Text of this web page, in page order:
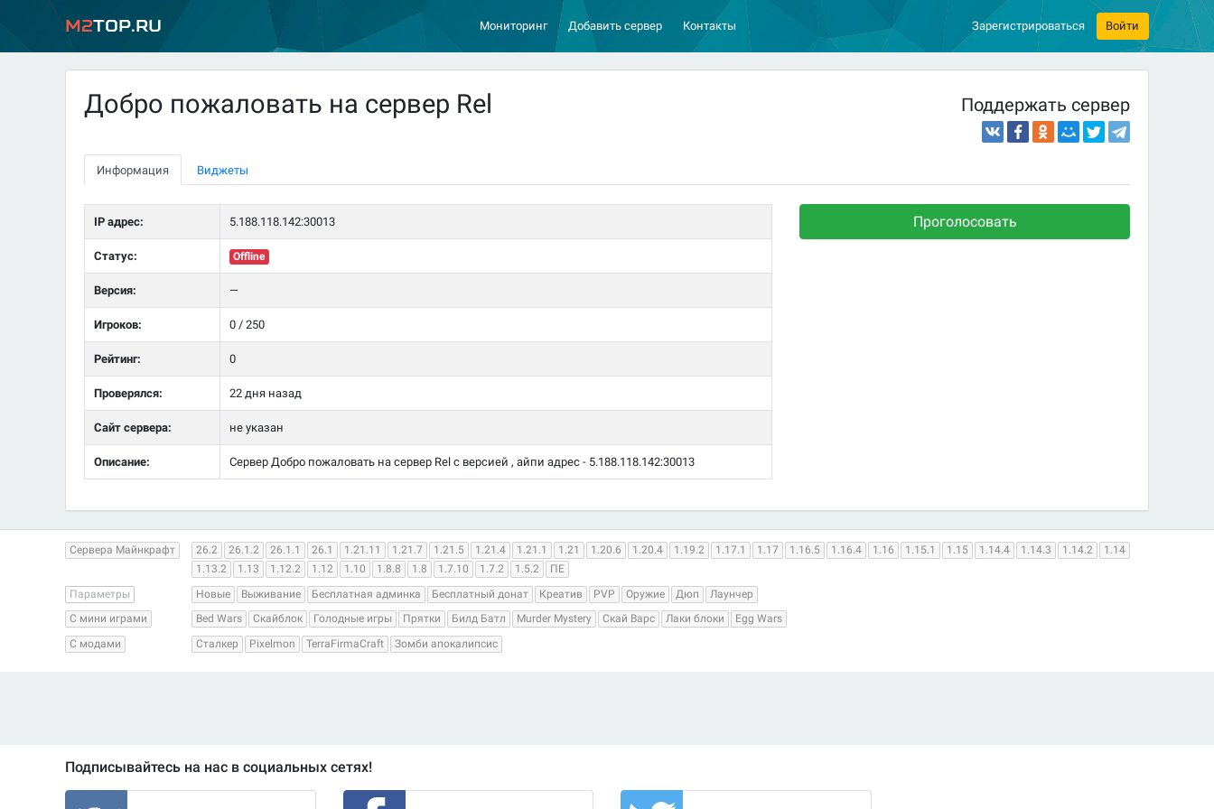
M2Top.ru Мониторинг Добавить сервер Контакты Зарегистрироваться Войти
Добро пожаловать на сервер Rel Поддержать сервер
Информация Виджеты
IP адрес: 5.188.118.142:30013
Статус: Offline
Версия: —
Игроков: 0 / 250
Рейтинг: 0
Проверялся: 22 дня назад
Сайт сервера: не указан
Описание: Сервер Добро пожаловать на сервер Rel с версией , айпи адрес - 5.188.118.142:30013
Проголосовать
Сервера Майнкрафт 26.2 26.1.2 26.1.1 26.1 1.21.11 1.21.7 1.21.5 1.21.4 1.21.1 1.21 1.20.6 1.20.4 1.19.2 1.17.1 1.17 1.16.5 1.16.4 1.16 1.15.1 1.15 1.14.4 1.14.3 1.14.2
1.14
1.13.2
1.13 1.12.2 1.12 1.10 1.8.8 1.8 1.7.10 1.7.2 1.5.2
ПЕ
Параметры
Новые Выживание Бесплатная админка Бесплатный донат Креатив PVP Оружие Дюп
Лаунчер
С мини играми
Bed Wars Скайблок Голодные игры Прятки Билд Батл Murder Mystery Скай Варс Лаки блоки
Egg Wars
С модами
Сталкер Pixelmon TerraFirmaCraft Зомби апокалипсис
Подписывайтесь на нас в социальных сетях!